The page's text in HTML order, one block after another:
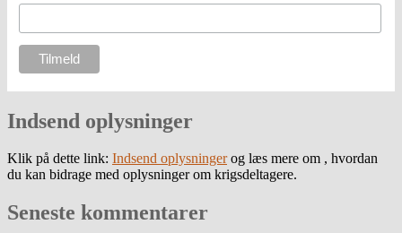
Indsend oplysninger
Klik på dette link: Indsend oplysningerog læs mere om , hvordan
du kan bidrage med oplysninger om krigsdeltagere.
Seneste kommentarer